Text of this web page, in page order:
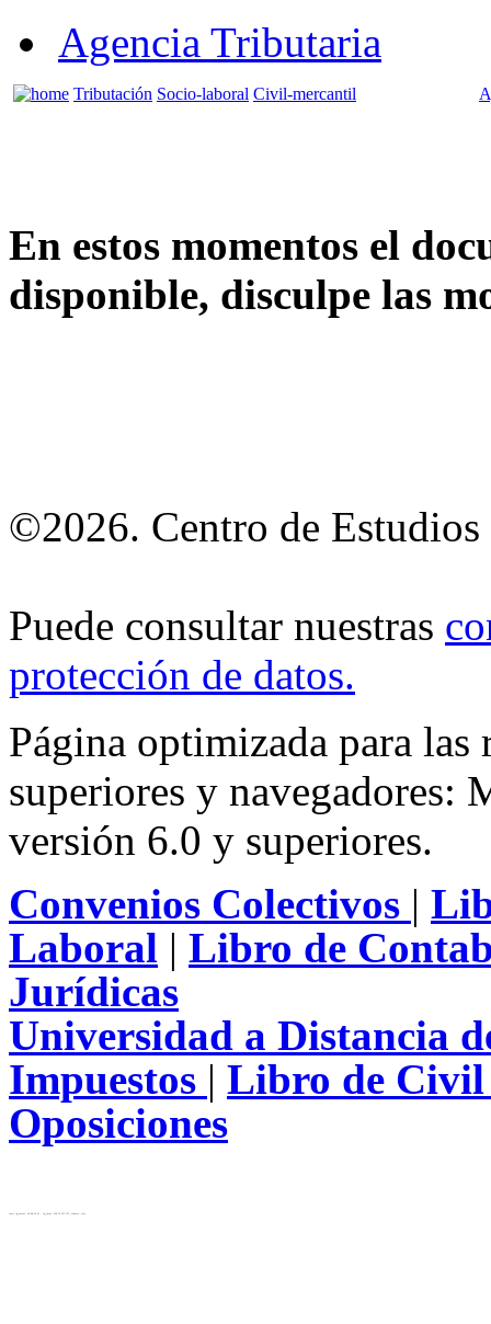
Agencia Tributaria
Tributación Socio-laboral Civil-mercantil
En estos momentos el
disponible, disculpe las
©2026. Centro de Estudios
Puede consultar nuestras
protección de datos.
Página optimizada para
superiores y
versión 6.0 y superiores.
Convenios Colectivos |
Laboral | Libro de
Jurídicas
Universidad a Distancia
Impuestos | Libro de
Oposiciones
test( ip_server: 10.28.12.31 , ip_local: 216.73.217.173, cluster: cls)